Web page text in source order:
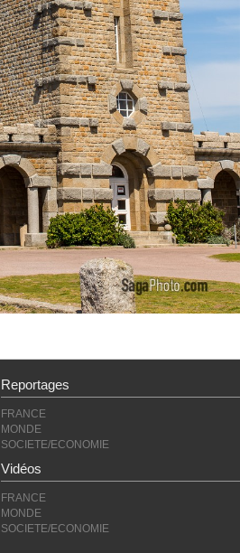
Reportages
FRANCE
MONDE
SOCIETE/ECONOMIE
Vidéos
FRANCE
MONDE
SOCIETE/ECONOMIE